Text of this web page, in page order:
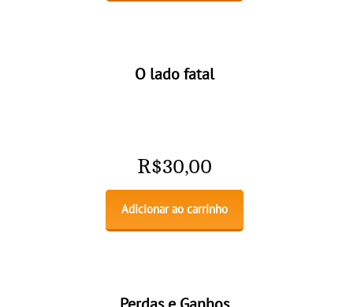
O lado fatal
R$30,00
Adicionar ao carrinho